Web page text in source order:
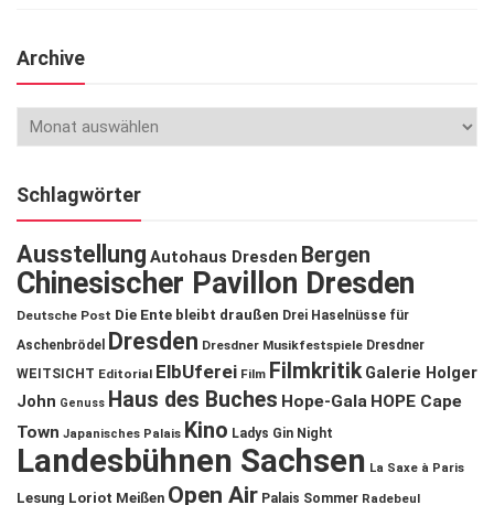
Archive
Schlagwörter
Ausstellung Autohaus Dresden Bergen
Chinesischer Pavillon Dresden
Deutsche Post Die Ente bleibt draußen Drei Haselnüsse für
Aschenbrödel
Dresden Dresdner Musikfestspiele Dresdner
WEITSICHT Editorial ElbUferei Film Filmkritik Galerie Holger
John Genuss Haus des Buches Hope-Gala HOPE Cape
Town Japanisches Palais Kino Ladys Gin Night
Landesbühnen Sachsen La Saxe à Paris
Lesung Loriot Meißen Open Air Palais Sommer Radebeul